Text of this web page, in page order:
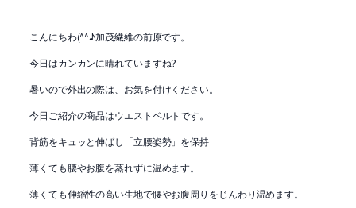
こんにちわ(^^♪加茂繊維の前原です。
今日はカンカンに晴れていますね?
暑いので外出の際は、お気を付けください。
今日ご紹介の商品はウエストベルトです。
背筋をキュッと伸ばし「立腰姿勢」を保持
薄くても腰やお腹を蒸れずに温めます。
薄くても伸縮性の高い生地で腰やお腹周りをじんわり温めます。